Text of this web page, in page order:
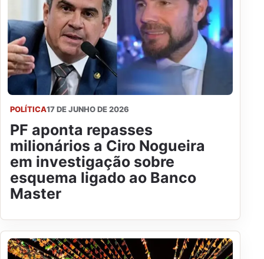
POLÍTICA17 DE JUNHO DE 2026
PF aponta repasses
milionários a Ciro Nogueira
em investigação sobre
esquema ligado ao Banco
Master